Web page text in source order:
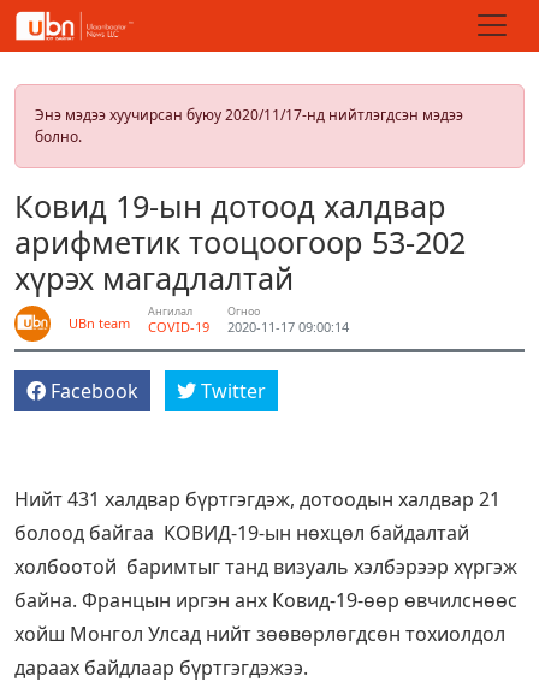
Энэ мэдээ хуучирсан буюу 2020/11/17-нд нийтлэгдсэн мэдээ
болно.
Ковид 19-ын дотоод халдвар
арифметик тооцоогоор 53-202
хүрэх магадлалтай
UBn team
Ангилал
COVID-19
Огноо
2020-11-17 09:00:14
Facebook Twitter
Нийт 431 халдвар бүртгэгдэж, дотоодын халдвар 21
болоод байгаа КОВИД-19-ын нөхцөл байдалтай
холбоотой баримтыг танд визуаль хэлбэрээр хүргэж
байна. Францын иргэн анх Ковид-19-өөр өвчилснөөс
хойш Монгол Улсад нийт зөөвөрлөгдсөн тохиолдол
дараах байдлаар бүртгэгдэжээ.